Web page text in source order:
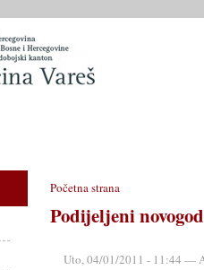
Početna strana
Podijeljeni
Uto, 04/01/2011 - 11:44 —